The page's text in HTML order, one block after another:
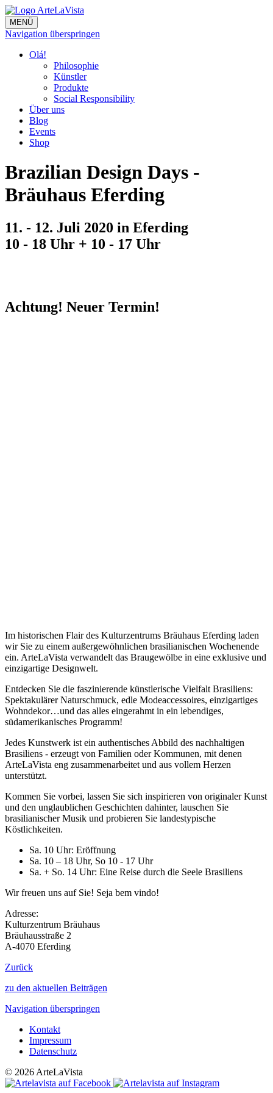
MENÜ
Navigation überspringen
Olá!
Philosophie
Künstler
Produkte
Social Responsibility
Über uns
Blog
Events
Shop
Brazilian Design Days -
Bräuhaus Eferding
11. - 12. Juli 2020 in Eferding
10 - 18 Uhr + 10 - 17 Uhr
Achtung! Neuer Termin!
Im historischen Flair des Kulturzentrums Bräuhaus Eferding laden
wir Sie zu einem außergewöhnlichen brasilianischen Wochenende
ein. ArteLaVista verwandelt das Braugewölbe in eine exklusive und
einzigartige Designwelt.
Entdecken Sie die faszinierende künstlerische Vielfalt Brasiliens:
Spektakulärer Naturschmuck, edle Modeaccessoires, einzigartiges
Wohndekor…und das alles eingerahmt in ein lebendiges,
südamerikanisches Programm!
Jedes Kunstwerk ist ein authentisches Abbild des nachhaltigen
Brasiliens - erzeugt von Familien oder Kommunen, mit denen
ArteLaVista eng zusammenarbeitet und aus vollem Herzen
unterstützt.
Kommen Sie vorbei, lassen Sie sich inspirieren von originaler Kunst
und den unglaublichen Geschichten dahinter, lauschen Sie
brasilianischer Musik und probieren Sie landestypische
Köstlichkeiten.
Sa. 10 Uhr: Eröffnung
Sa. 10 – 18 Uhr, So 10 - 17 Uhr
Sa. + So. 14 Uhr: Eine Reise durch die Seele Brasiliens
Wir freuen uns auf Sie! Seja bem vindo!
Adresse:
Kulturzentrum Bräuhaus
Bräuhausstraße 2
A-4070 Eferding
Zurück
zu den aktuellen Beiträgen
Navigation überspringen
Kontakt
Impressum
Datenschutz
© 2026 ArteLaVista